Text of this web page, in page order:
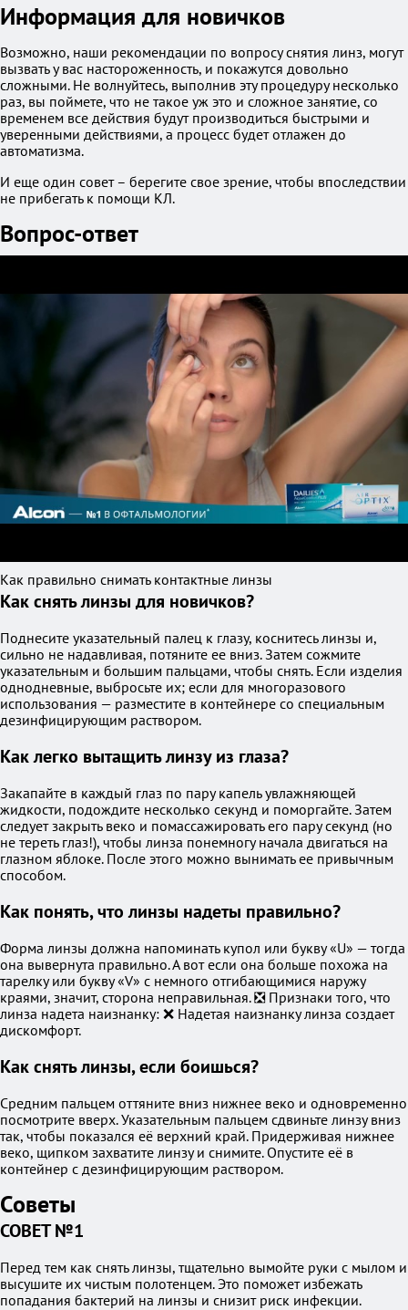
Информация для новичков
Возможно, наши рекомендации по вопросу снятия линз, могут
вызвать у вас настороженность, и покажутся довольно
сложными. Не волнуйтесь, выполнив эту процедуру несколько
раз, вы поймете, что не такое уж это и сложное занятие, со
временем все действия будут производиться быстрыми и
уверенными действиями, а процесс будет отлажен до
автоматизма.
И еще один совет – берегите свое зрение, чтобы впоследствии
не прибегать к помощи КЛ.
Вопрос-ответ
Как правильно снимать контактные линзы
Как снять линзы для новичков?
Поднесите указательный палец к глазу, коснитесь линзы и,
сильно не надавливая, потяните ее вниз. Затем сожмите
указательным и большим пальцами, чтобы снять. Если изделия
однодневные, выбросьте их; если для многоразового
использования — разместите в контейнере со специальным
дезинфицирующим раствором.
Как легко вытащить линзу из глаза?
Закапайте в каждый глаз по пару капель увлажняющей
жидкости, подождите несколько секунд и поморгайте. Затем
следует закрыть веко и помассажировать его пару секунд (но
не тереть глаз!), чтобы линза понемногу начала двигаться на
глазном яблоке. После этого можно вынимать ее привычным
способом.
Как понять, что линзы надеты правильно?
Форма линзы должна напоминать купол или букву «U» — тогда
она вывернута правильно. А вот если она больше похожа на
тарелку или букву «V» с немного отгибающимися наружу
краями, значит, сторона неправильная. ❎ Признаки того, что
линза надета наизнанку: ❌ Надетая наизнанку линза создает
дискомфорт.
Как снять линзы, если боишься?
Средним пальцем оттяните вниз нижнее веко и одновременно
посмотрите вверх. Указательным пальцем сдвиньте линзу вниз
так, чтобы показался её верхний край. Придерживая нижнее
веко, щипком захватите линзу и снимите. Опустите её в
контейнер с дезинфицирующим раствором.
Советы
СОВЕТ №1
Перед тем как снять линзы, тщательно вымойте руки с мылом и
высушите их чистым полотенцем. Это поможет избежать
попадания бактерий на линзы и снизит риск инфекции.